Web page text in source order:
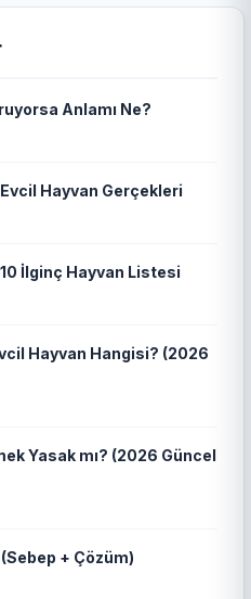
Anlamı Ne?
Hayvan Gerçekleri
İlginç Hayvan Listesi
Hayvan Hangisi? (2026
Yasak mı? (2026 Güncel
+ Çözüm)